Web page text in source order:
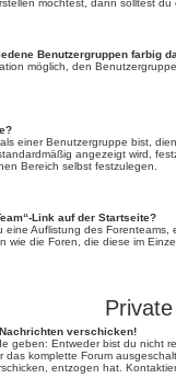
möchtest, dann solltest du
Benutzergruppen farbig
möglich, den
einer Benutzergruppe bist,
angezeigt wird,
Bereich selbst festzulegen.
Link auf der Startseite?
Auflistung des
wie die Foren, die diese im
verschicken!
geben: Entweder bist du nicht
das komplette Forum
entzogen hat.